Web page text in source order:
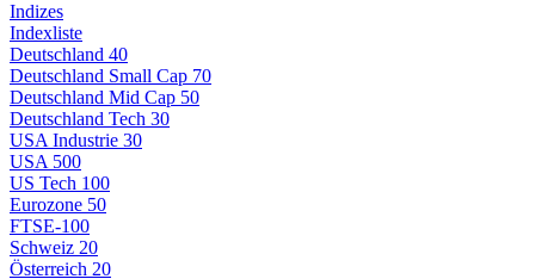
Indizes
Indexliste
Deutschland 40
Deutschland Small Cap 70
Deutschland Mid Cap 50
Deutschland Tech 30
USA Industrie 30
USA 500
US Tech 100
Eurozone 50
FTSE-100
Schweiz 20
Österreich 20